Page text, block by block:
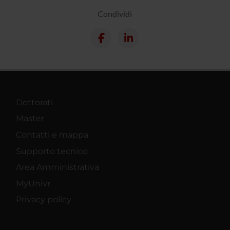
Condividi
Dottorati
Master
Contatti e mappa
Supporto tecnico
Area Amministrativa
MyUnivr
Privacy policy